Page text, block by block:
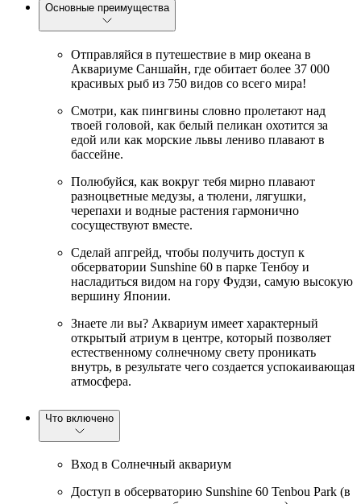
Основные преимущества
Отправляйся в путешествие в мир океана в
Аквариуме Саншайн, где обитает более 37 000
красивых рыб из 750 видов со всего мира!
Смотри, как пингвины словно пролетают над
твоей головой, как белый пеликан охотится за
едой или как морские львы лениво плавают в
бассейне.
Полюбуйся, как вокруг тебя мирно плавают
разноцветные медузы, а тюлени, лягушки,
черепахи и водные растения гармонично
сосуществуют вместе.
Сделай апгрейд, чтобы получить доступ к
обсерватории Sunshine 60 в парке Тенбоу и
насладиться видом на гору Фудзи, самую высокую
вершину Японии.
Знаете ли вы? Аквариум имеет характерный
открытый атриум в центре, который позволяет
естественному солнечному свету проникать
внутрь, в результате чего создается успокаивающая
атмосфера.
Что включено
Вход в Солнечный аквариум
Доступ в обсерваторию Sunshine 60 Tenbou Park (в